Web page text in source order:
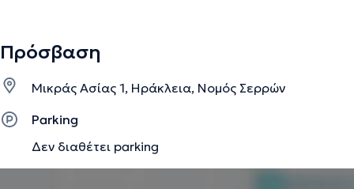
Πρόσβαση
Μικράς Ασίας 1, Ηράκλεια, Νομός Σερρών
Parking
Δεν διαθέτει parking